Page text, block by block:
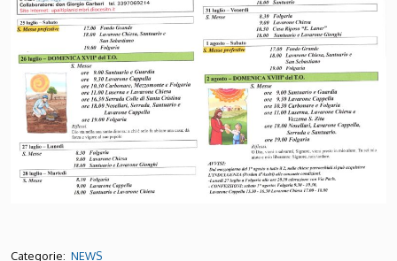
Categorie: NEWS